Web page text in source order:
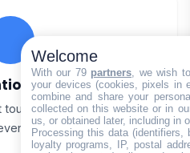
rapide
tout le canton de Tourrette-
Welcome
With our 79 partners, we wish
your devices (cookies, pixels in
combine and share your
collected on this website or in
us, or obtained later, including in
Processing this data (identifiers,
loyalty programs, IP, postal